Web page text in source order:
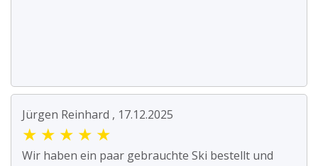
Jürgen Reinhard , 17.12.2025
★ ★ ★ ★ ★
Wir haben ein paar gebrauchte Ski bestellt und